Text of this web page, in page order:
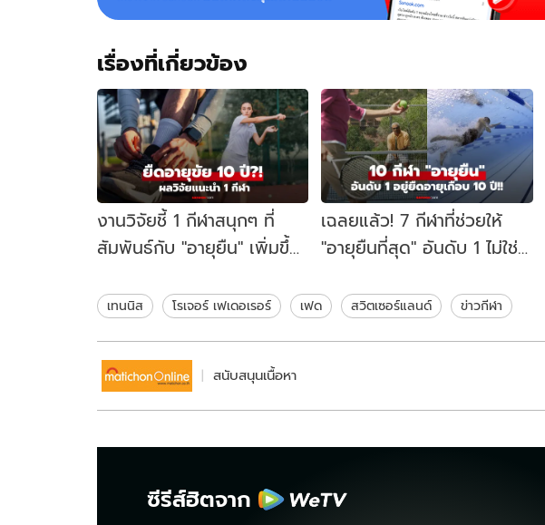
เรื่องที่เกี่ยวข้อง
งานวิจัยชี้ 1 กีฬาสนุกๆ ที่
สัมพันธ์กับ "อายุยืน" เพิ่มขึ้น
น้ำ!
เฉลยแล้ว! 7 กีฬาที่ช่วยให้
"อายุยืนที่สุด" อันดับ 1 ไม่ใช่
10 ปี
เทนนิส โรเจอร์ เฟเดอเรอร์ เฟด สวิตเซอร์แลนด์ ข่าวกีฬา
สนับสนุนเนื้อหา
ซีรีส์ฮิตจาก